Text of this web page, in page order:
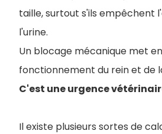
taille, surtout s'ils empêchent
l'urine.
Un blocage mécanique met
fonctionnement du rein et de
C'est une urgence
Il existe plusieurs sortes de